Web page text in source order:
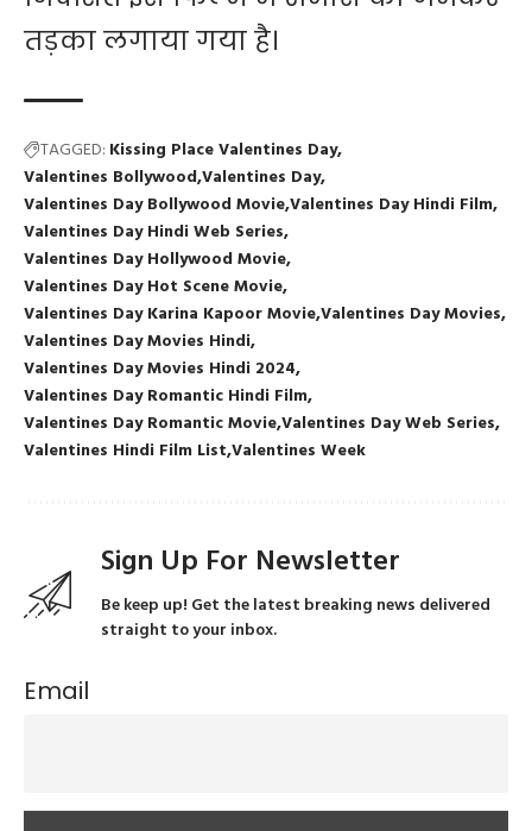
तड़का लगाया गया है।
TAGGED: Kissing Place Valentines Day
Valentines BollywoodValentines Day
Valentines Day Bollywood MovieValentines Day Hindi Film
Valentines Day Hindi Web Series
Valentines Day Hollywood Movie
Valentines Day Hot Scene Movie
Valentines Day Karina Kapoor MovieValentines Day Movies
Valentines Day Movies Hindi
Valentines Day Movies Hindi 2024
Valentines Day Romantic Hindi Film
Valentines Day Romantic MovieValentines Day Web Series
Valentines Hindi Film List Valentines Week
Sign Up For Newsletter
Be keep up! Get the latest breaking news delivered
straight to your inbox.
Email